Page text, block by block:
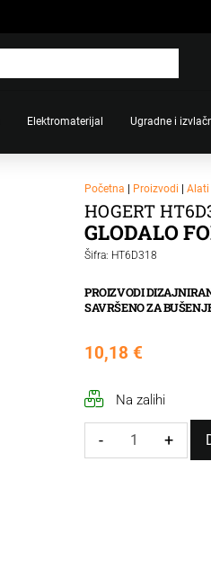
Elektromaterijal Ugradne i
Početna | Proizvodi |Alati
HOGERT
GLODALO
Šifra: HT6D318
PROIZVODI
SAVRŠENO ZA
10,18€
Na zalihi
- +